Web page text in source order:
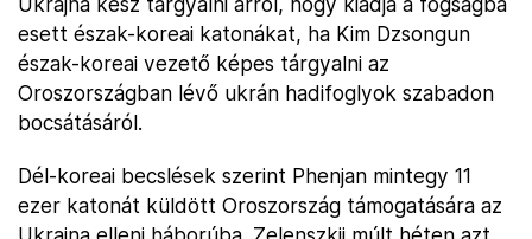
esett észak-koreai katonákat, ha Kim Dzsongun
észak-koreai vezető képes tárgyalni az
Oroszországban lévő ukrán hadifoglyok szabadon
bocsátásáról.
Dél-koreai becslések szerint Phenjan mintegy 11
ezer katonát küldött Oroszország támogatására az